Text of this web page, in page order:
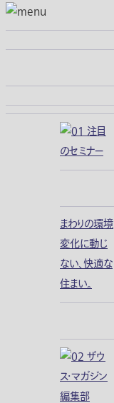
まわりの環境
変化に動じ
ない、快適な
住まい。